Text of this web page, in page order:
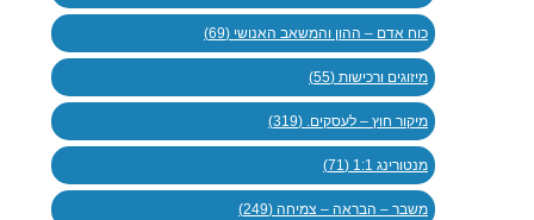
כוח אדם – ההון והמשאב האנושי (69)
מיזוגים ורכישות (55)
מיקור חוץ – לעסקים. (319)
מנטורינג 1:1 (71)
משבר – הבראה – צמיחה (249)